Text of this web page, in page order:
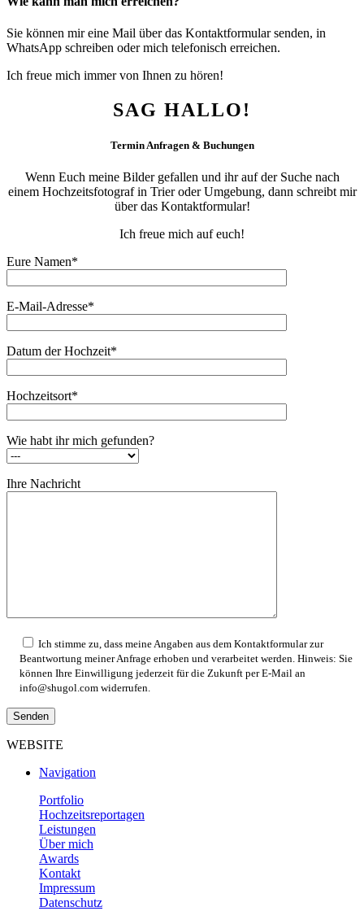
Sie können mir eine Mail über das Kontaktformular senden, in
WhatsApp schreiben oder mich telefonisch erreichen.
Ich freue mich immer von Ihnen zu hören!
SAG HALLO!
Termin Anfragen & Buchungen
Wenn Euch meine Bilder gefallen und ihr auf der Suche nach
einem Hochzeitsfotograf in Trier oder Umgebung, dann schreibt mir
über das Kontaktformular!
Ich freue mich auf euch!
Eure Namen*
E-Mail-Adresse*
Datum der Hochzeit*
Hochzeitsort*
Wie habt ihr mich gefunden?
Ihre Nachricht
Ich stimme zu, dass meine Angaben aus dem Kontaktformular zur
Beantwortung meiner Anfrage erhoben und verarbeitet werden. Hinweis: Sie
können Ihre Einwilligung jederzeit für die Zukunft per E-Mail an
info@shugol.com widerrufen.
WEBSITE
Navigation
Portfolio
Hochzeitsreportagen
Leistungen
Über mich
Awards
Kontakt
Impressum
Datenschutz